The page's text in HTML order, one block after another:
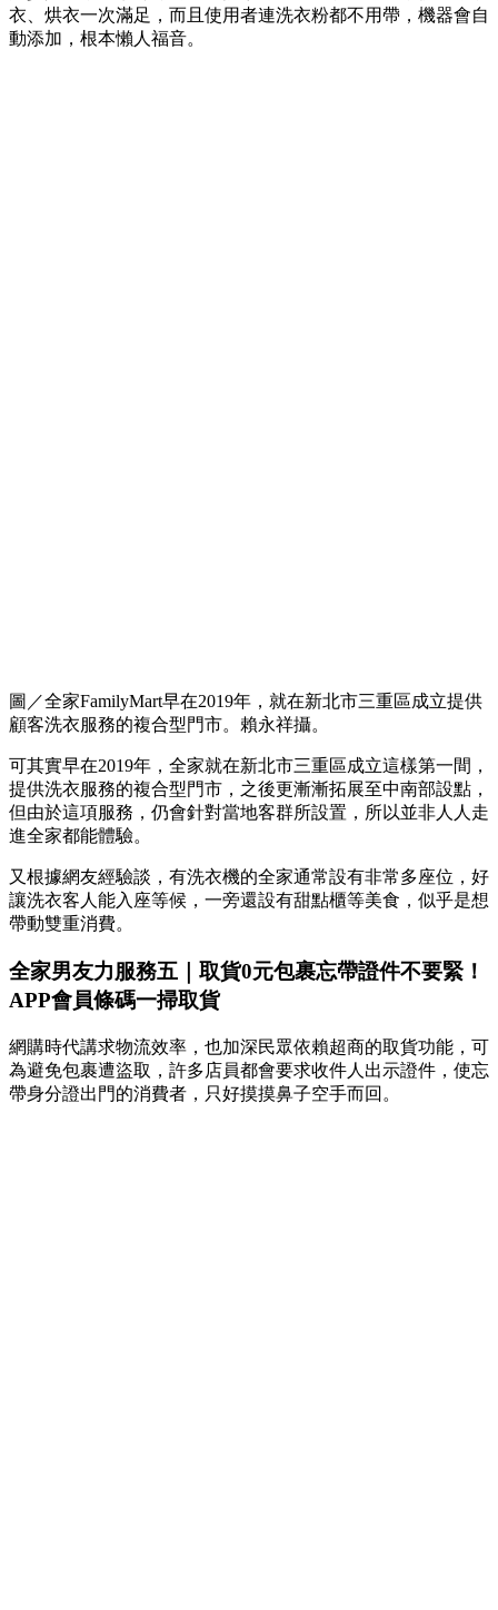
衣、烘衣一次滿足，而且使用者連洗衣粉都不用帶，機器會自
動添加，根本懶人福音。
圖／全家FamilyMart早在2019年，就在新北市三重區成立提供
顧客洗衣服務的複合型門市。賴永祥攝。
可其實早在2019年，全家就在新北市三重區成立這樣第一間，
提供洗衣服務的複合型門市，之後更漸漸拓展至中南部設點，
但由於這項服務，仍會針對當地客群所設置，所以並非人人走
進全家都能體驗。
又根據網友經驗談，有洗衣機的全家通常設有非常多座位，好
讓洗衣客人能入座等候，一旁還設有甜點櫃等美食，似乎是想
帶動雙重消費。
全家男友力服務五｜取貨0元包裹忘帶證件不要緊！
APP會員條碼一掃取貨
網購時代講求物流效率，也加深民眾依賴超商的取貨功能，可
為避免包裹遭盜取，許多店員都會要求收件人出示證件，使忘
帶身分證出門的消費者，只好摸摸鼻子空手而回。